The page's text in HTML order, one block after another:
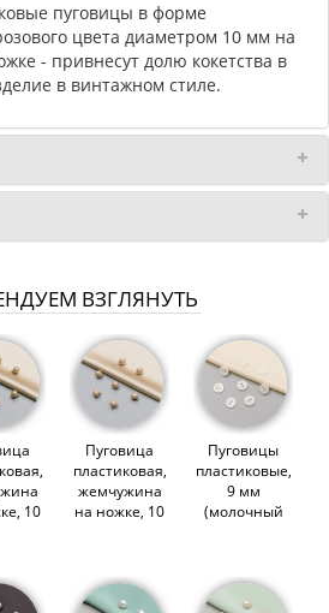
пуговицы в форме
цвета диаметром 10 мм на
- привнесут долю кокетства в
в винтажном стиле.
ВЗГЛЯНУТЬ
10
Пуговица
пластиковая,
жемчужина
на ножке, 10
Пуговицы
пластиковые,
9 мм
(молочный